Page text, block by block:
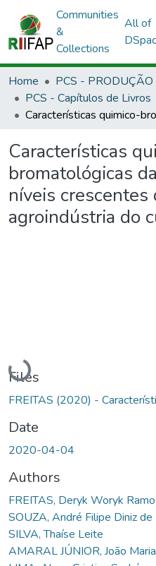
Communities
&
Collections
All of
Home
PCS - Capítulos de Livros
Características
bromatológicas
níveis
agroindústria do
Loading...
Files
FREITAS (2020) -
Date
2020-04-04
Authors
FREITAS, Deryk Woryk
SOUZA, André Filipe Diniz de
SILVA, Thaíse Leite
AMARAL JÚNIOR, João